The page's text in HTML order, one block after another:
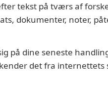
tekst på tværs af
dokumenter, noter,
på dine seneste
det fra internettets